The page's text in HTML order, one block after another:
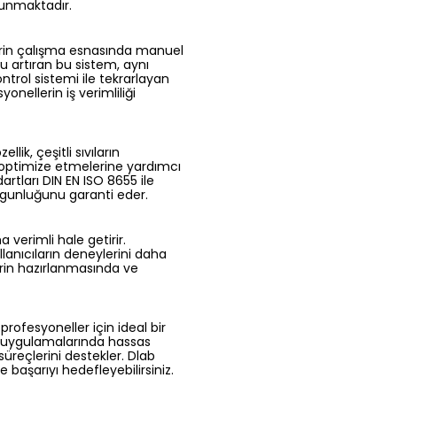
çalışma esnasında manuel
artıran bu sistem, aynı
sistemi ile tekrarlayan
iş verimliliği
çeşitli sıvıların
etmelerine yardımcı
DIN EN ISO 8655 ile
garanti eder.
verimli hale getirir.
deneylerini daha
hazırlanmasında ve
için ideal bir
hassas
destekler. Dlab
başarıyı hedefleyebilirsiniz.